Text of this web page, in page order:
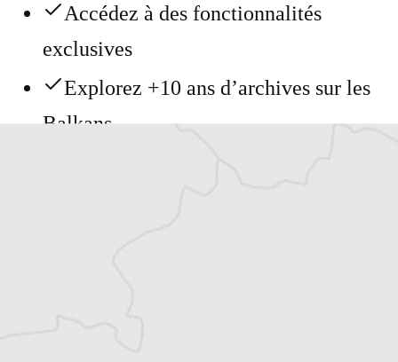
Accédez à des fonctionnalités
exclusives
Explorez +10 ans d’archives sur les
Balkans